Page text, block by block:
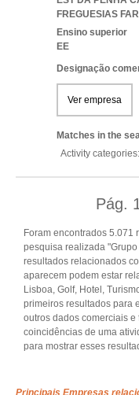
FREGUESIAS
Ensino superior
EE
Designação
Ver empresa
Matches in the
Activity
Pág.
Foram encontrados 5.071
pesquisa realizada
resultados relacionados
aparecem podem estar
Lisboa, Golf, Hotel,
primeiros resultados para
outros dados comerciais
coincidências de uma
para mostrar esses
Principais Empresas